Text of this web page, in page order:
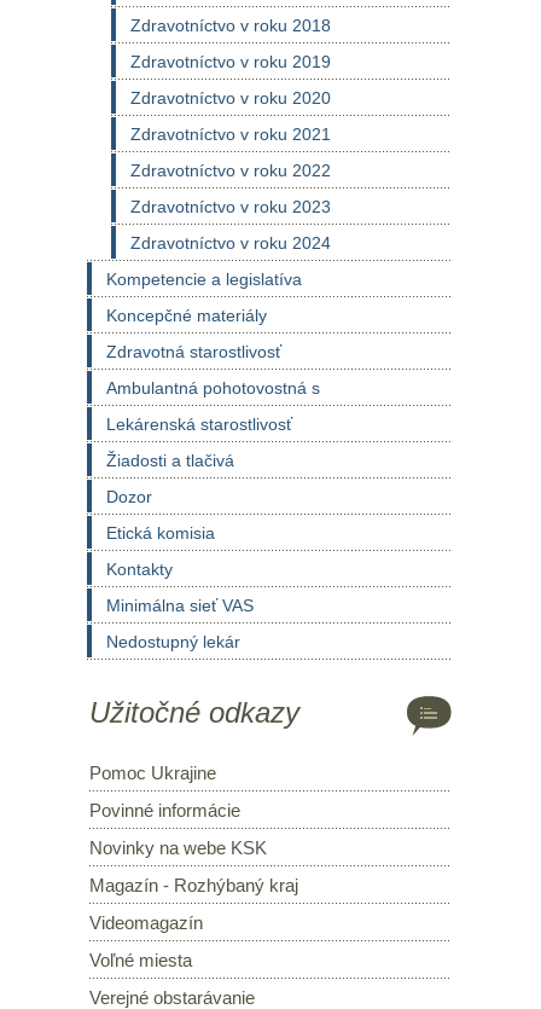
Zdravotníctvo v roku 2018
Zdravotníctvo v roku 2019
Zdravotníctvo v roku 2020
Zdravotníctvo v roku 2021
Zdravotníctvo v roku 2022
Zdravotníctvo v roku 2023
Zdravotníctvo v roku 2024
Kompetencie a legislatíva
Koncepčné materiály
Zdravotná starostlivosť
Ambulantná pohotovostná s
Lekárenská starostlivosť
Žiadosti a tlačivá
Dozor
Etická komisia
Kontakty
Minimálna sieť VAS
Nedostupný lekár
Užitočné odkazy
Pomoc Ukrajine
Povinné informácie
Novinky na webe KSK
Magazín - Rozhýbaný kraj
Videomagazín
Voľné miesta
Verejné obstarávanie